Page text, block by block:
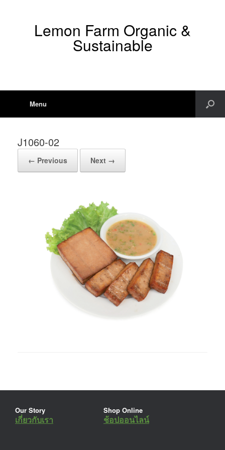
Lemon Farm Organic &
Sustainable
Menu
J1060-02
← Previous Next →
Our Story
เกี่ยวกับเรา
Shop Online
ช้อปออนไลน์